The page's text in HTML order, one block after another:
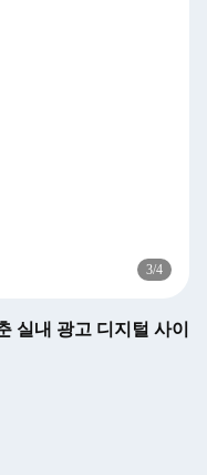
1/4
실내 광고 디지털 사이